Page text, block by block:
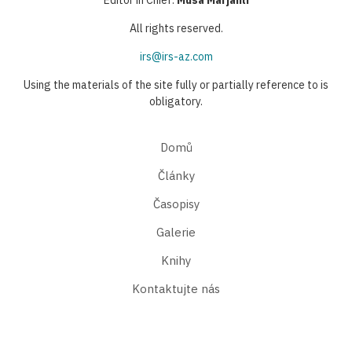
All rights reserved.
irs@irs-az.com
Using the materials of the site fully or partially reference to is
obligatory.
Domů
Články
Časopisy
Galerie
Knihy
Kontaktujte nás